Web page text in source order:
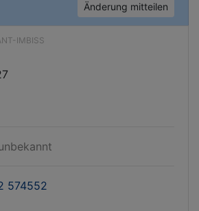
Änderung mitteilen
IMBISS
574552